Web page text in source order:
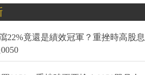
22%竟還是績效冠軍？重挫時高股息